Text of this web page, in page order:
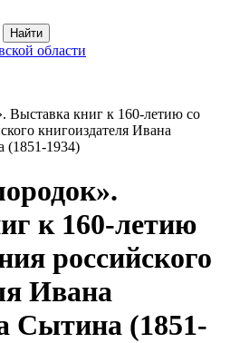
Найти
области
Выставка книг к 160-летию со
книгоиздателя Ивана
(1851-1934)
к 160-летию
российского
Ивана
Сытина (1851-